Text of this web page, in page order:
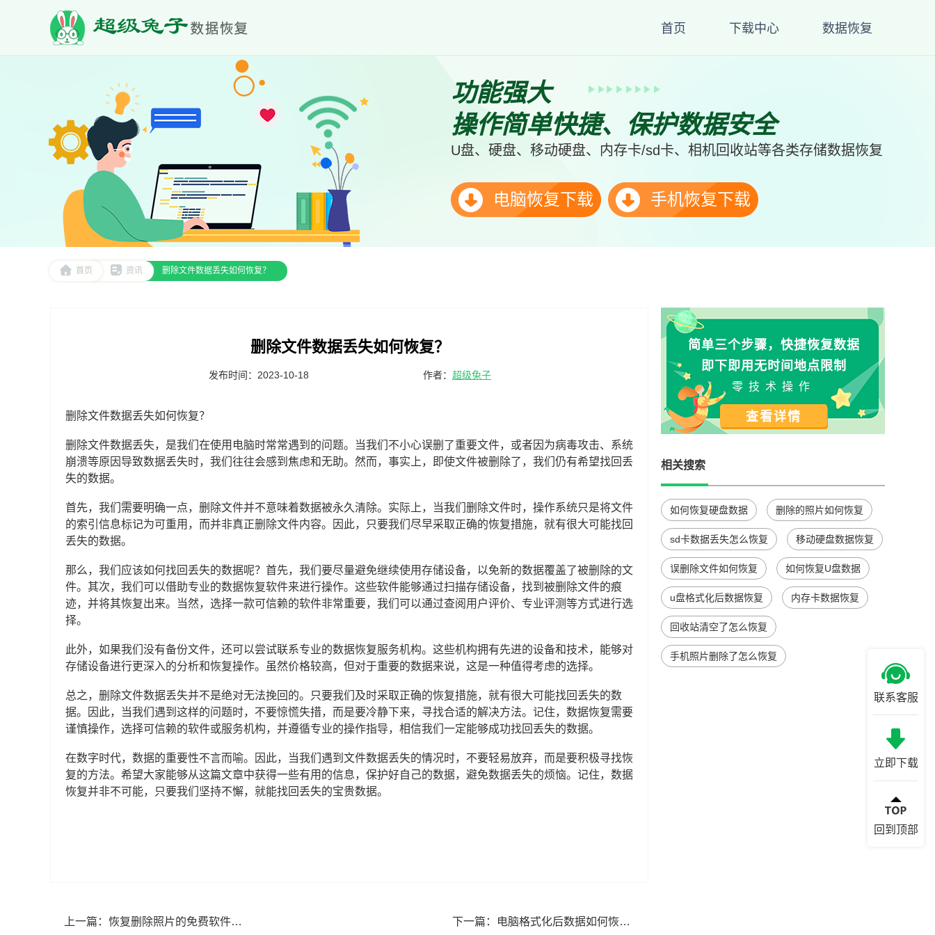
首页 下载中心 数据恢复
功能强大
操作简单快捷、保护数据安全
U盘、硬盘、移动硬盘、内存卡/sd卡、相机回收站等各类存储数据恢复
电脑恢复下载 手机恢复下载
首页 资讯 删除文件数据丢失如何恢复？
删除文件数据丢失如何恢复？
发布时间：2023-10-18 作者： 超级兔子
删除文件数据丢失如何恢复？
删除文件数据丢失，是我们在使用电脑时常常遇到的问题。当我们不小心误删了重要文件，或者因为病毒攻击、系统
崩溃等原因导致数据丢失时，我们往往会感到焦虑和无助。然而，事实上，即使文件被删除了，我们仍有希望找回丢
失的数据。
首先，我们需要明确一点，删除文件并不意味着数据被永久清除。实际上，当我们删除文件时，操作系统只是将文件
的索引信息标记为可重用，而并非真正删除文件内容。因此，只要我们尽早采取正确的恢复措施，就有很大可能找回
丢失的数据。
那么，我们应该如何找回丢失的数据呢？首先，我们要尽量避免继续使用存储设备，以免新的数据覆盖了被删除的文
件。其次，我们可以借助专业的数据恢复软件来进行操作。这些软件能够通过扫描存储设备，找到被删除文件的痕
迹，并将其恢复出来。当然，选择一款可信赖的软件非常重要，我们可以通过查阅用户评价、专业评测等方式进行选
择。
此外，如果我们没有备份文件，还可以尝试联系专业的数据恢复服务机构。这些机构拥有先进的设备和技术，能够对
存储设备进行更深入的分析和恢复操作。虽然价格较高，但对于重要的数据来说，这是一种值得考虑的选择。
总之，删除文件数据丢失并不是绝对无法挽回的。只要我们及时采取正确的恢复措施，就有很大可能找回丢失的数
据。因此，当我们遇到这样的问题时，不要惊慌失措，而是要冷静下来，寻找合适的解决方法。记住，数据恢复需要
谨慎操作，选择可信赖的软件或服务机构，并遵循专业的操作指导，相信我们一定能够成功找回丢失的数据。
在数字时代，数据的重要性不言而喻。因此，当我们遇到文件数据丢失的情况时，不要轻易放弃，而是要积极寻找恢
复的方法。希望大家能够从这篇文章中获得一些有用的信息，保护好自己的数据，避免数据丢失的烦恼。记住，数据
恢复并非不可能，只要我们坚持不懈，就能找回丢失的宝贵数据。
上一篇： 恢复删除照片的免费软件有哪些？ 下一篇： 电脑格式化后数据如何恢复？
简单三个步骤，快捷恢复数据
即下即用无时间地点限制
零技术操作
查看详情
相关搜索
如何恢复硬盘数据 删除的照片如何恢复
sd卡数据丢失怎么恢复 移动硬盘数据恢复
误删除文件如何恢复 如何恢复U盘数据
u盘格式化后数据恢复 内存卡数据恢复
回收站清空了怎么恢复
手机照片删除了怎么恢复
联系客服
立即下载
回到顶部